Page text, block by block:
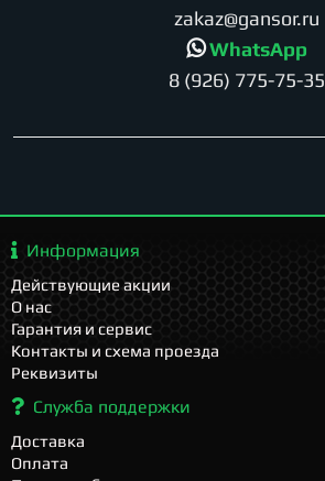
zakaz@gansor.ru
WhatsApp
8 (926) 775-75-35
Информация
Действующие акции
О нас
Гарантия и сервис
Контакты и схема проезда
Реквизиты
Служба поддержки
Доставка
Оплата